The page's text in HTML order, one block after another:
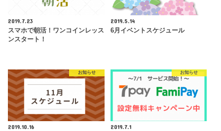
2019.7.23
スマホで朝活！ワンコインレッス
ンスタート！
2019.5.14
6月イベントスケジュール
お知らせ
2019.10.16
お知らせ
2019.7.1